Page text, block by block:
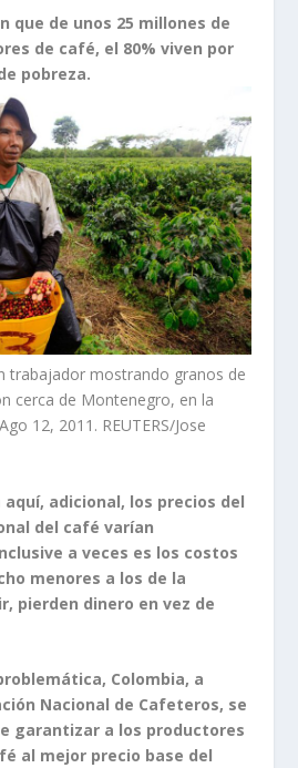
que de unos 25 millones de
de café, el 80% viven por
pobreza.
trabajador mostrando granos de
cerca de Montenegro, en la
12, 2011. REUTERS/Jose
aquí, adicional, los precios del
del café varían
a veces es los costos
menores a los de la
pierden dinero en vez de
Colombia, a
Nacional de Cafeteros, se
garantizar a los productores
al mejor precio base del